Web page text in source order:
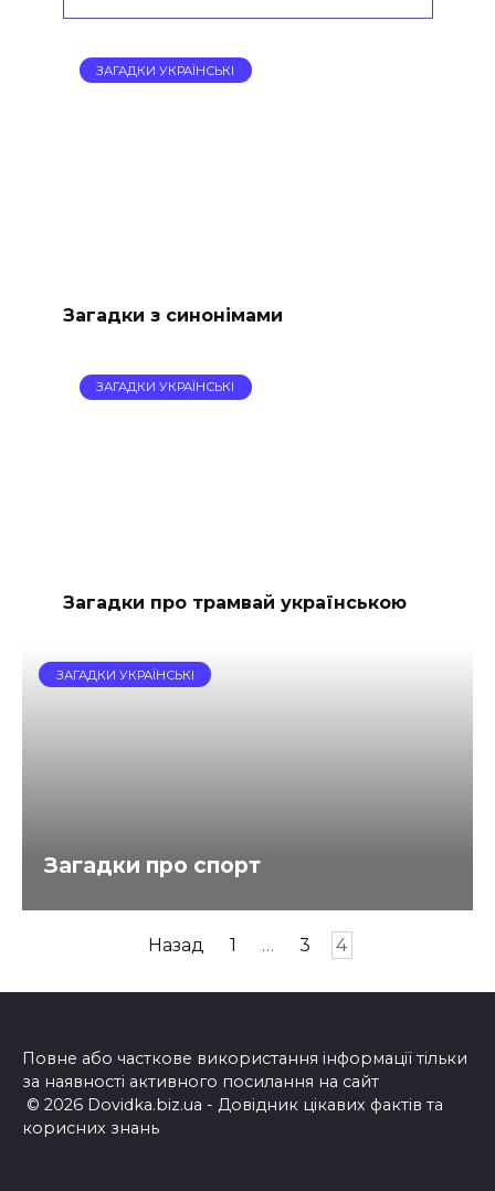
ЗАГАДКИ УКРАЇНСЬКІ
Загадки з синонімами
ЗАГАДКИ УКРАЇНСЬКІ
Загадки про трамвай українською
ЗАГАДКИ УКРАЇНСЬКІ
Загадки про спорт
Назад 1 … 3 4
Повне або часткове використання інформації тільки
за наявності активного посилання на сайт
© 2026 Dovidka.biz.ua - Довідник цікавих фактів та
корисних знань